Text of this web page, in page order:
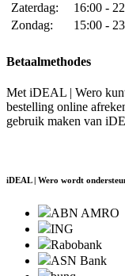
Zaterdag:
16:00 -
Zondag:
15:00 -
Betaalmethodes
Met iDEAL | Wero
bestelling online
gebruik maken van
iDEAL | Wero wordt
ABN AMRO
ING
Rabobank
ASN Bank